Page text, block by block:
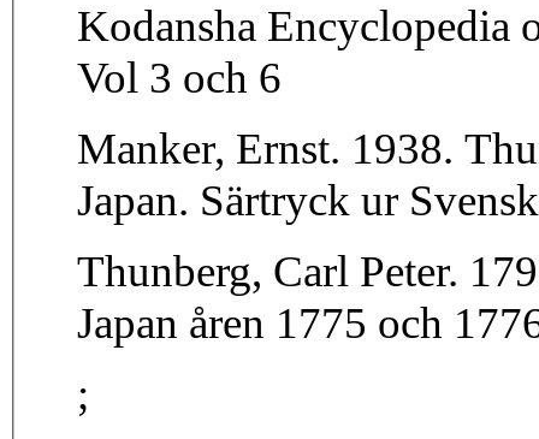
Kodansha Encyclopedia
Vol 3 och 6
Manker, Ernst. 1938.
Japan. Särtryck ur
Thunberg, Carl Peter.
Japan åren 1775 och
;